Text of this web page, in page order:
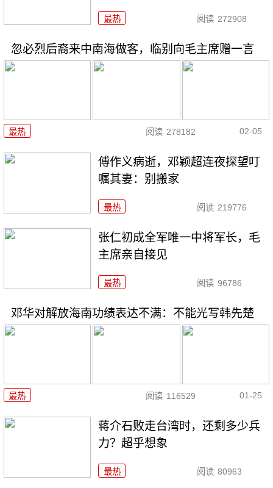
最热 阅读 272908
忽必烈后裔来中南海做客，临别向毛主席赠一言
最热 阅读 278182 02-05
傅作义病逝，邓颖超连夜探望叮
嘱其妻：别搬家
最热 阅读 219776
张仁初成全军唯一中将军长，毛
主席亲自接见
最热 阅读 96786
邓华对解放海南功绩表达不满：不能光写韩先楚
最热 阅读 116529 01-25
蒋介石败走台湾时，还剩多少兵
力？超乎想象
最热 阅读 80963